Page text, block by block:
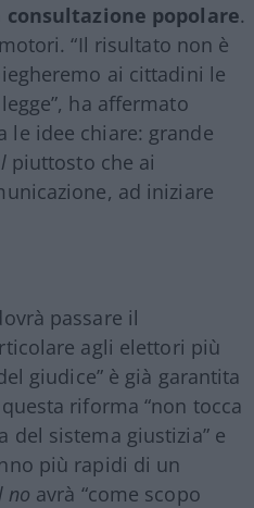
popolare.
“Il risultato non è
ai cittadini le
ha affermato
le idee chiare: grande
piuttosto che ai
ad iniziare
passare il
agli elettori più
giudice” è già garantita
riforma “non tocca
del sistema giustizia” e
più rapidi di un
no avrà “come scopo